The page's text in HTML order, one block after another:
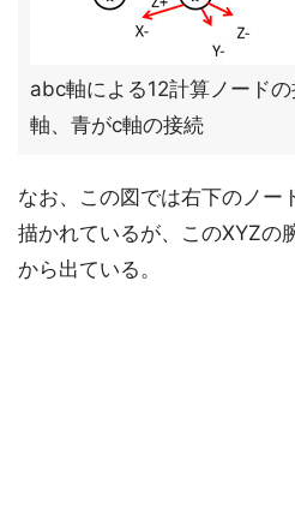
abc軸による12計算ノード
軸、青がc軸の接続
なお、この図では右下のノー
描かれているが、このXYZの
から出ている。